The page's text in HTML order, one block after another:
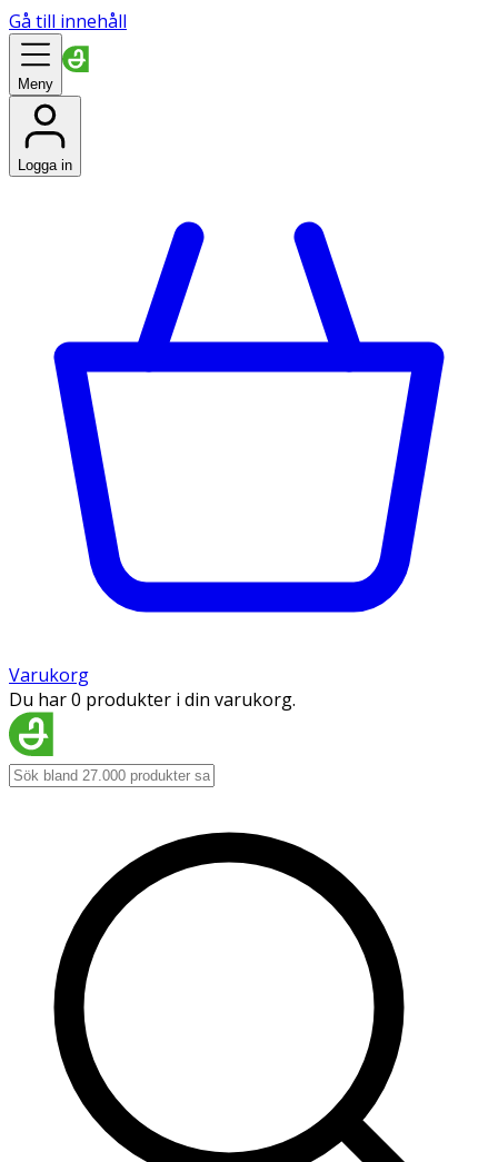
Gå till innehåll
Meny
Logga in
Varukorg
Du har 0 produkter i din varukorg.